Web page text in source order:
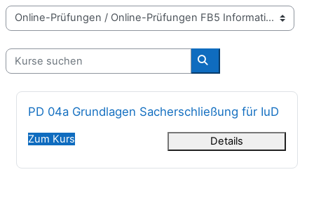
Kursbereiche
Kurse suchen
Kurse suchen
Kursname
PD 04a Grundlagen Sacherschließung für IuD
Zum Kurs Details